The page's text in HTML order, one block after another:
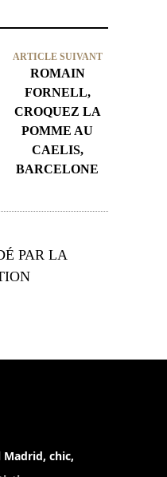
ARTICLE SUIVANT
ROMAIN
FORNELL,
CROQUEZ LA
POMME AU
CAELIS,
BARCELONE
PAR LA
chic,